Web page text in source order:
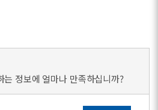
는 정보에 얼마나 만족하십니까?